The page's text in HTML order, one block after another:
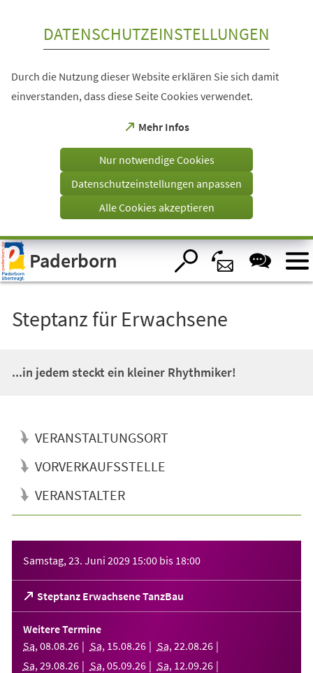
Visuelle
Assistenzsoftware
öffnen.
DATENSCHUTZEINSTELLUNGEN
Durch die Nutzung dieser Website erklären Sie sich damit
einverstanden, dass diese Seite Cookies verwendet.
Mehr Infos
(Öffnet
einem
Tab)
Nur notwendige Cookies
Datenschutzeinstellungen anpassen
Alle Cookies akzeptieren
Paderborn
Steptanz für Erwachsene
...in jedem steckt ein kleiner Rhythmiker!
VERANSTALTUNGSORT
VORVERKAUFSSTELLE
VERANSTALTER
Samstag, 23. Juni 2029 15:00 bis 18:00
Steptanz Erwachsene TanzBau
(Öffnet
in
einem
neuen
Tab)
Weitere Termine
Sa, 08.08.26 Sa, 15.08.26 Sa, 22.08.26
Sa, 29.08.26 Sa, 05.09.26 Sa, 12.09.26